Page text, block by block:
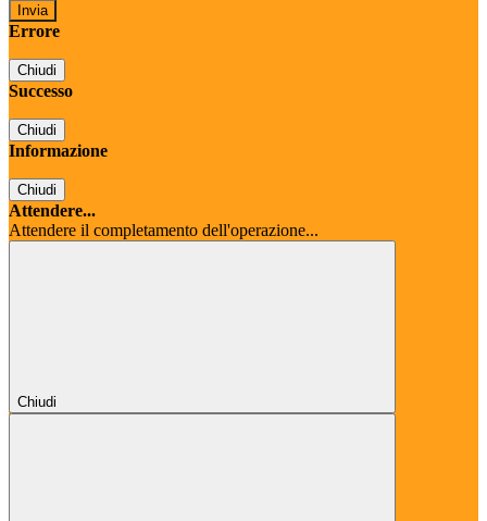
Errore
Chiudi
Successo
Chiudi
Informazione
Chiudi
Attendere...
Attendere il completamento dell'operazione...
Chiudi